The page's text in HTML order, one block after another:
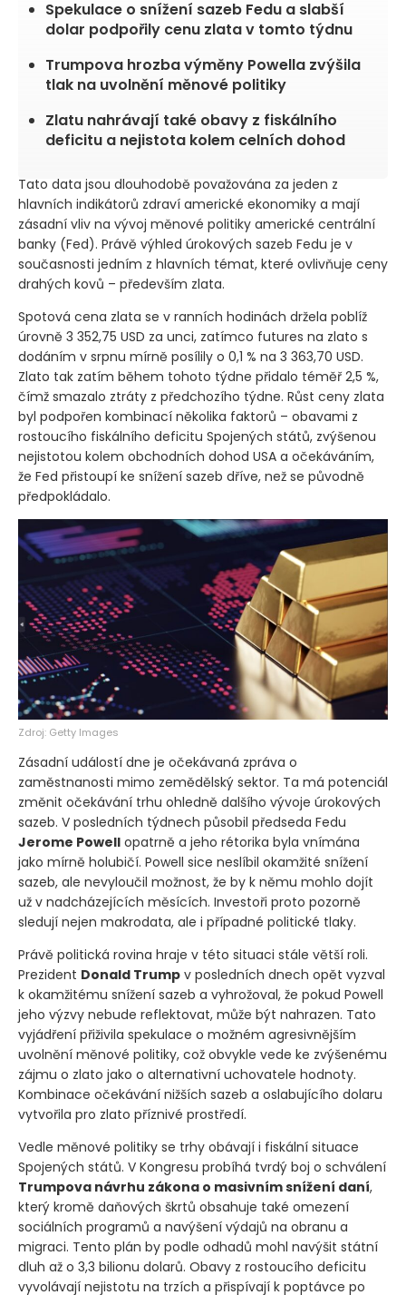
Spekulace o snížení sazeb Fedu a slabší
dolar podpořily cenu zlata v tomto týdnu
Trumpova hrozba výměny Powella zvýšila
tlak na uvolnění měnové politiky
Zlatu nahrávají také obavy z fiskálního
deficitu a nejistota kolem celních dohod
Tato data jsou dlouhodobě považována za jeden z
hlavních indikátorů zdraví americké ekonomiky a mají
zásadní vliv na vývoj měnové politiky americké centrální
banky (Fed). Právě výhled úrokových sazeb Fedu je v
současnosti jedním z hlavních témat, které ovlivňuje ceny
drahých kovů – především zlata.
Spotová cena zlata se v ranních hodinách držela poblíž
úrovně 3 352,75 USD za unci, zatímco futures na zlato s
dodáním v srpnu mírně posílily o 0,1 % na 3 363,70 USD.
Zlato tak zatím během tohoto týdne přidalo téměř 2,5 %,
čímž smazalo ztráty z předchozího týdne. Růst ceny zlata
byl podpořen kombinací několika faktorů – obavami z
rostoucího fiskálního deficitu Spojených států, zvýšenou
nejistotou kolem obchodních dohod USA a očekáváním,
že Fed přistoupí ke snížení sazeb dříve, než se původně
předpokládalo.
Zdroj: Getty Images
Zásadní událostí dne je očekávaná zpráva o
zaměstnanosti mimo zemědělský sektor. Ta má potenciál
změnit očekávání trhu ohledně dalšího vývoje úrokových
sazeb. V posledních týdnech působil předseda Fedu
Jerome Powell opatrně a jeho rétorika byla vnímána
jako mírně holubičí. Powell sice neslíbil okamžité snížení
sazeb, ale nevyloučil možnost, že by k němu mohlo dojít
už v nadcházejících měsících. Investoři proto pozorně
sledují nejen makrodata, ale i případné politické tlaky.
Právě politická rovina hraje v této situaci stále větší roli.
Prezident Donald Trump v posledních dnech opět vyzval
k okamžitému snížení sazeb a vyhrožoval, že pokud Powell
jeho výzvy nebude reflektovat, může být nahrazen. Tato
vyjádření přiživila spekulace o možném agresivnějším
uvolnění měnové politiky, což obvykle vede ke zvýšenému
zájmu o zlato jako o alternativní uchovatele hodnoty.
Kombinace očekávání nižších sazeb a oslabujícího dolaru
vytvořila pro zlato příznivé prostředí.
Vedle měnové politiky se trhy obávají i fiskální situace
Spojených států. V Kongresu probíhá tvrdý boj o schválení
Trumpova návrhu zákona o masivním snížení daní,
který kromě daňových škrtů obsahuje také omezení
sociálních programů a navýšení výdajů na obranu a
migraci. Tento plán by podle odhadů mohl navýšit státní
dluh až o 3,3 bilionu dolarů. Obavy z rostoucího deficitu
vyvolávají nejistotu na trzích a přispívají k poptávce po